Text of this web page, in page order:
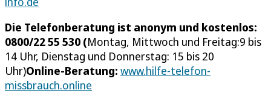
Die Telefonberatung ist anonym und kostenlos:
0800/22 55 530 (Montag, Mittwoch und Freitag:9 bis
14 Uhr, Dienstag und Donnerstag: 15 bis 20
Uhr)Online-Beratung: www.hilfe-telefon-
missbrauch.online